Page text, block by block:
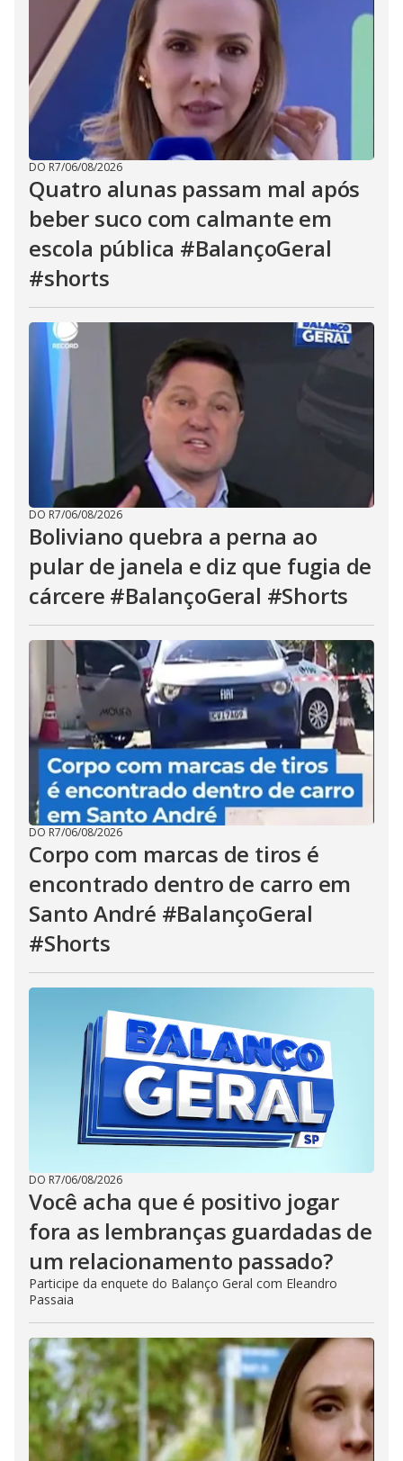
DO R7/06/08/2026
Quatro alunas passam mal após
beber suco com calmante em
escola pública #BalançoGeral
#shorts
DO R7/06/08/2026
Boliviano quebra a perna ao
pular de janela e diz que fugia de
cárcere #BalançoGeral #Shorts
DO R7/06/08/2026
Corpo com marcas de tiros é
encontrado dentro de carro em
Santo André #BalançoGeral
#Shorts
DO R7/06/08/2026
Você acha que é positivo jogar
fora as lembranças guardadas de
um relacionamento passado?
Participe da enquete do Balanço Geral com Eleandro
Passaia